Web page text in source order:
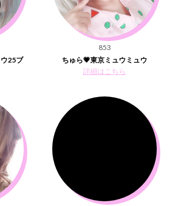
25ブ
853
ちゅら💗東京ミュウミュウ
詳細はこちら